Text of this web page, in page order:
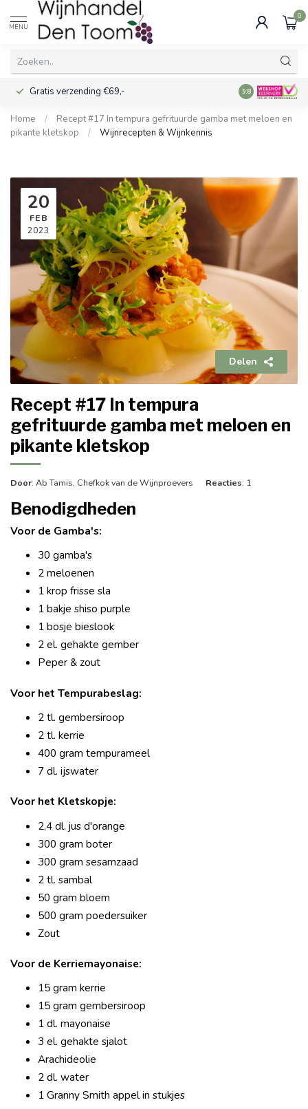
MENU
0
Gratis verzending €69,- Voor 16:00
9.8
Home /
Recept #17 In tempura gefrituurde gamba met meloen en
pikante kletskop
/ Wijnrecepten & Wijnkennis
20
FEB
2023
Delen
Recept #17 In tempura
gefrituurde gamba met meloen en
pikante kletskop
Door: Ab Tamis, Chefkok van de Wijnproevers Reacties: 1
Benodigdheden
Voor de Gamba's:
30 gamba's
2 meloenen
1 krop frisse sla
1 bakje shiso purple
1 bosje bieslook
2 el. gehakte gember
Peper & zout
Voor het Tempurabeslag:
2 tl. gembersiroop
2 tl. kerrie
400 gram tempurameel
7 dl. ijswater
Voor het Kletskopje:
2,4 dl. jus d'orange
300 gram boter
300 gram sesamzaad
2 tl. sambal
50 gram bloem
500 gram poedersuiker
Zout
Voor de Kerriemayonaise:
15 gram kerrie
15 gram gembersiroop
1 dl. mayonaise
3 el. gehakte sjalot
Arachideolie
2 dl. water
1 Granny Smith appel in stukjes